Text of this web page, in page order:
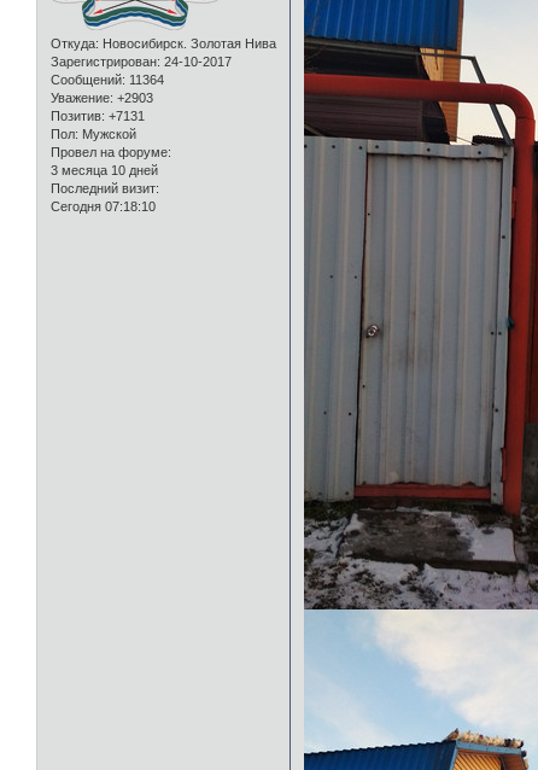
Откуда: Новосибирск. Золотая Нива
Зарегистрирован: 24-10-2017
Сообщений: 11364
Уважение: +2903
Позитив: +7131
Пол: Мужской
Провел на форуме:
3 месяца 10 дней
Последний визит:
Сегодня 07:18:10